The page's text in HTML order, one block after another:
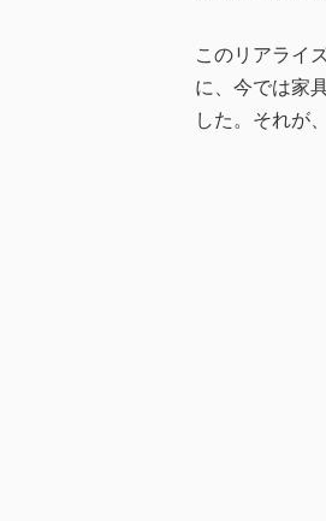
このリアライ
に、今では家
した。それが